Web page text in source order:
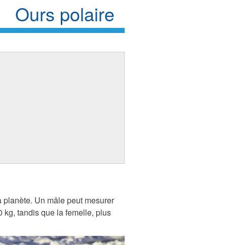
Ours polaire
planète. Un mâle peut mesurer
kg, tandis que la femelle, plus